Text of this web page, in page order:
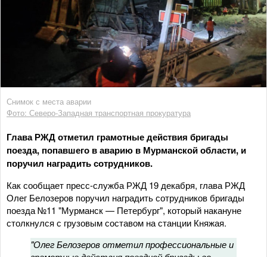
Снимок с места аварии
Фото: Северо-Западная транспортная прокуратура
Глава РЖД отметил грамотные действия бригады
поезда, попавшего в аварию в Мурманской области, и
поручил наградить сотрудников.
Как сообщает пресс-служба РЖД 19 декабря, глава РЖД
Олег Белозеров поручил наградить сотрудников бригады
поезда №11 "Мурманск — Петербург", который накануне
столкнулся с грузовым составом на станции Княжая.
"Олег Белозеров отметил профессиональные и